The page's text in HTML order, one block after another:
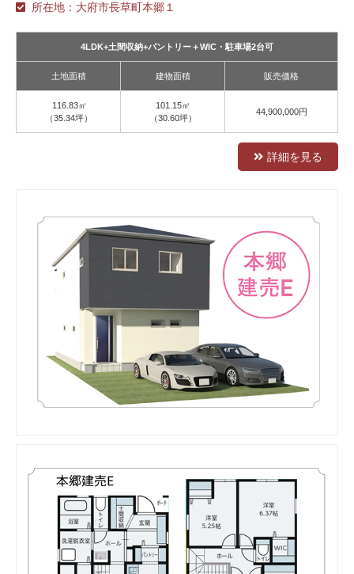
所在地：大府市長草町本郷１
4LDK+土間収納+パントリー＋WIC・駐車場2台可
土地面積 建物面積 販売価格
116.83㎡
（35.34坪）
101.15㎡
（30.60坪）
44,900,000円
詳細を見る